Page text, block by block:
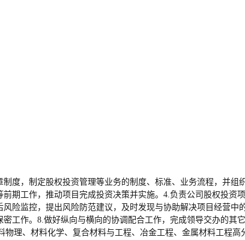
度，制定股权投资管理等业务的制度、标准、业务流程，并
期工作，推动项目完成投资决策并实施。4.负责公司股权投
险监控，提出风险防范建议，及时发现与协助解决项目经营
工作。8.做好纵向与横向的协调配合工作，完成领导交办的其
理、材料化学、复合材料与工程、冶金工程、金属材料工程